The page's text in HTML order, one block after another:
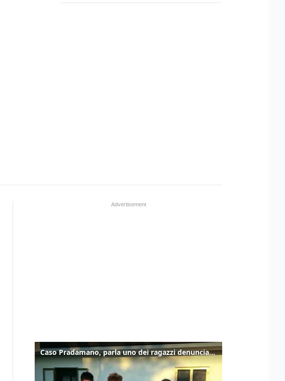
Caso Pradamano, parla uno dei ragazzi denunciati per la limonata: "Volevo anche aiutare i miei"